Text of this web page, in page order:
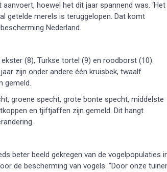
hoewel het dit jaar spannend was. ‘Het
getelde merels is teruggelopen. Dat komt
Nederland.
(8), Turkse tortel (9) en roodborst (10).
zijn onder andere één kruisbek, twaalf
gemeld.
groene specht, grote bonte specht, middelste
en tjiftjaffen zijn gemeld. Dit hangt
beter beeld gekregen van de vogelpopulaties
de bescherming van vogels. “Door onze